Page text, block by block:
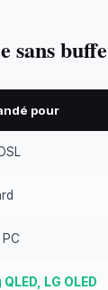
sans
pour
LG OLED